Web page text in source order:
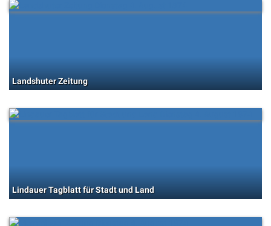
Landshuter Zeitung
Lindauer Tagblatt für Stadt und Land